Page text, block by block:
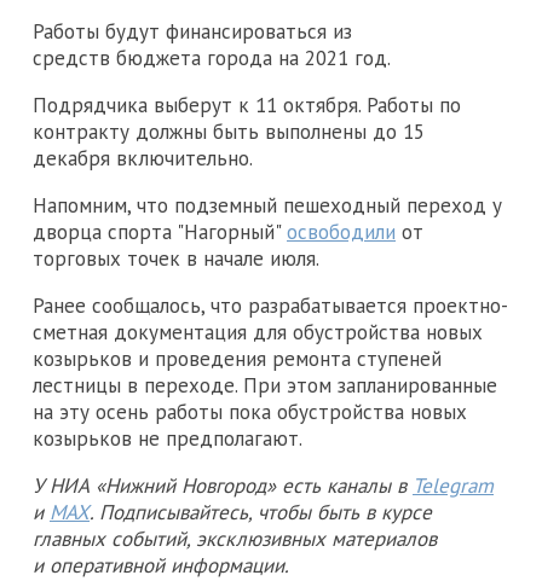
Работы будут финансироваться из
средств бюджета города на 2021 год.
Подрядчика выберут к 11 октября. Работы по
контракту должны быть выполнены до 15
декабря включительно.
Напомним, что подземный пешеходный переход у
дворца спорта "Нагорный"освободили от
торговых точек в начале июля.
Ранее сообщалось, что разрабатывается проектно-
сметная документация для обустройства новых
козырьков и проведения ремонта ступеней
лестницы в переходе. При этом запланированные
на эту осень работы пока обустройства новых
козырьков не предполагают.
У НИА «Нижний Новгород» есть каналы в Telegram
и MAX. Подписывайтесь, чтобы быть в курсе
главных событий, эксклюзивных материалов
и оперативной информации.